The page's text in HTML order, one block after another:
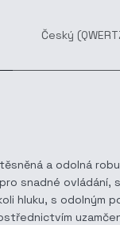
Český
a odolná
snadné ovládání,
hluku, s odolným